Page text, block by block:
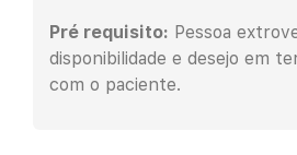
Pré requisito: Pessoa
disponibilidade e desejo em
com o paciente.